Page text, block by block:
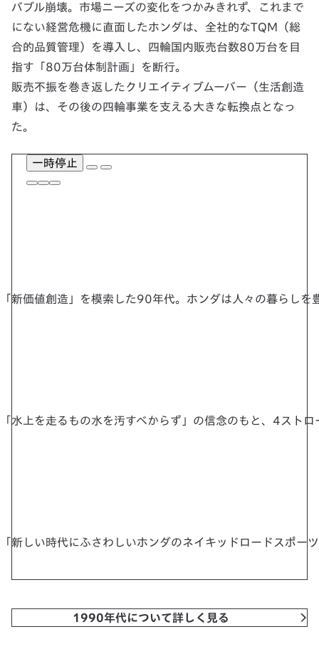
バブル崩壊。市場ニーズの変化をつかみきれず、これまで
にない経営危機に直面したホンダは、全社的なTQM（総
合的品質管理）を導入し、四輪国内販売台数80万台を目
指す「80万台体制計画」を断行。
販売不振を巻き返したクリエイティブムーバー（生活創造
車）は、その後の四輪事業を支える大きな転換点となっ
た。
一時停止
「新価値創造」を模索した90年代。ホンダは人々の暮らし
「水上を走るもの水を汚すべからず」の信念のもと、4スト
「新しい時代にふさわしいホンダのネイキッドロードスポ
1990年代について詳しく見る